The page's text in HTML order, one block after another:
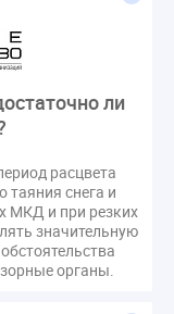
Форум
проверки
ли
расцвета
таяния снега и
МКД и при резких
значительную
органы.